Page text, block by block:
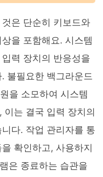
은 단순히 키보드와
을 포함해요. 시스템
력 장치의 반응성을
불필요한 백그라운드
을 소모하여 시스템
이는 결국 입력 장치의
다. 작업 관리자를 통
확인하고, 사용하지
은 종료하는 습관을